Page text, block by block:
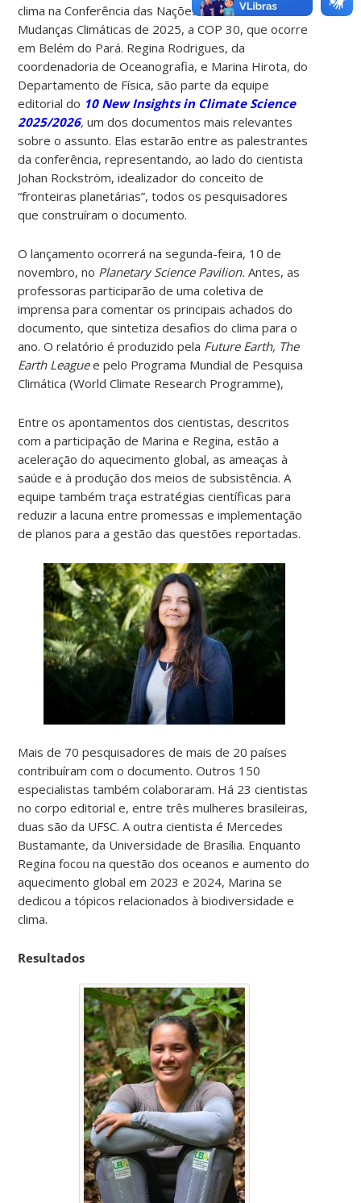
clima na Conferência das Nações Unidas sobre as
Mudanças Climáticas de 2025, a COP 30, que ocorre
em Belém do Pará. Regina Rodrigues, da
coordenadoria de Oceanografia, e Marina Hirota, do
Departamento de Física, são parte da equipe
editorial do 10 New Insights in Climate Science
2025/2026,um dos documentos mais relevantes
sobre o assunto. Elas estarão entre as palestrantes
da conferência, representando, ao lado do cientista
Johan Rockström, idealizador do conceito de
“fronteiras planetárias”, todos os pesquisadores
que construíram o documento.
O lançamento ocorrerá na segunda-feira, 10 de
novembro, no Planetary Science Pavilion.Antes, as
professoras participarão de uma coletiva de
imprensa para comentar os principais achados do
documento, que sintetiza desafios do clima para o
ano. O relatório é produzido pela Future Earth, The
Earth Leaguee pelo Programa Mundial de Pesquisa
Climática (World Climate Research Programme),
Entre os apontamentos dos cientistas, descritos
com a participação de Marina e Regina, estão a
aceleração do aquecimento global, as ameaças à
saúde e à produção dos meios de subsistência. A
equipe também traça estratégias científicas para
reduzir a lacuna entre promessas e implementação
de planos para a gestão das questões reportadas.
Mais de 70 pesquisadores de mais de 20 países
contribuíram com o documento. Outros 150
especialistas também colaboraram. Há 23 cientistas
no corpo editorial e, entre três mulheres brasileiras,
duas são da UFSC. A outra cientista é Mercedes
Bustamante, da Universidade de Brasília. Enquanto
Regina focou na questão dos oceanos e aumento do
aquecimento global em 2023 e 2024, Marina se
dedicou a tópicos relacionados à biodiversidade e
clima.
Resultados